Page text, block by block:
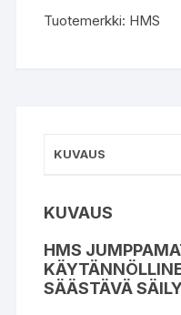
Tuotemerkki: HMS
KUVAUS
KUVAUS
HMS
SÄÄSTÄVÄ